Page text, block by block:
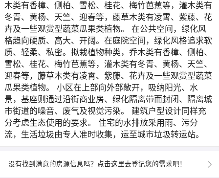
木类有香樟、侧柏、雪松、桂花、梅竹芭蕉等，灌木类有
冬青、黄杨、天竺、迎春等，藤草木类有凌霄、紫藤、花
卉及一些观赏型蔬菜瓜果类植物。 在公共空间，绿化风
格趋向硬质、高大、开阔。在庭院空间，绿化风格追求软
质、轻柔、私密。拟栽植物种类，乔木类有香樟、侧柏、
雪松、桂花、梅竹芭蕉等，灌木类有冬青、黄杨、天竺、
迎春等，藤草木类有凌霄、紫藤、花卉及一些观赏型蔬菜
瓜果类植物。 小区在上部向外部敞开，吸纳阳光、水
景，基座则通过沿街商业房、绿化隔离带而封闭、隔离城
市街道的噪音、废气及视觉污染。 建筑户型设计同样充
分考虑生态使用的要求。 住宅的水排放采用雨、污分
流，生活垃圾由专人准时收集，运至城市垃圾转运站。
没有找到满意的房源信息吗？点击这里去登记您的需求吧！